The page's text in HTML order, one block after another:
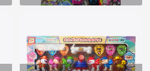
“陆战战神”。1.玩具类型和主
题 -这是一款变形玩具，属